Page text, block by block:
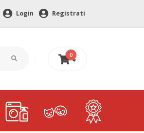
Login Registrati
0
0 €